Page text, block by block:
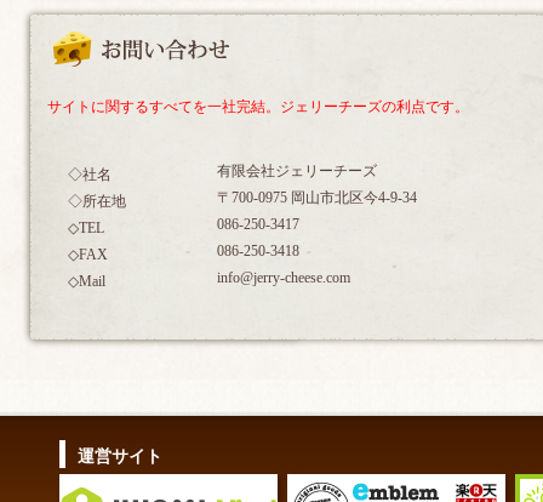
サイトに関するすべてを一社完結。ジェリーチーズの利点です。
◇社名
有限会社ジェリーチーズ
◇所在地
〒700-0975 岡山市北区今4-9-34
◇TEL
086-250-3417
◇FAX
086-250-3418
◇Mail
info@jerry-cheese.com
運営サイト